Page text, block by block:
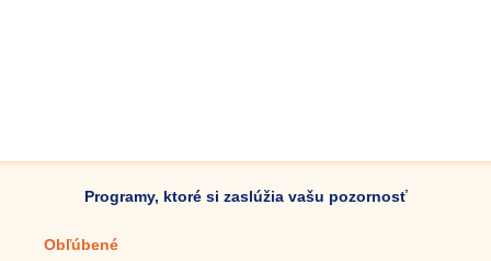
Programy, ktoré si zaslúžia vašu pozornosť
Obľúbené